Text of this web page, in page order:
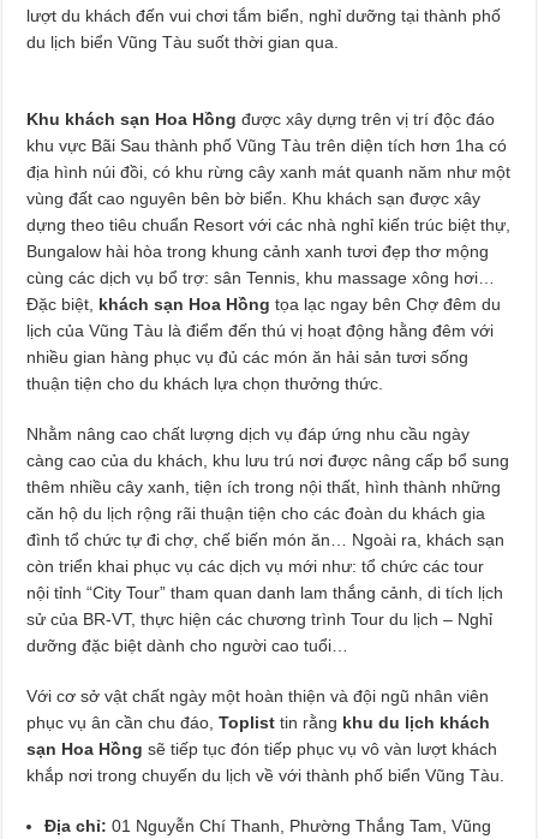
lượt du khách đến vui chơi tắm biển, nghỉ dưỡng tại thành phố
du lịch biển Vũng Tàu suốt thời gian qua.
Khu khách sạn Hoa Hồngđược xây dựng trên vị trí độc đáo
khu vực Bãi Sau thành phố Vũng Tàu trên diện tích hơn 1ha có
địa hình núi đồi, có khu rừng cây xanh mát quanh năm như một
vùng đất cao nguyên bên bờ biển. Khu khách sạn được xây
dựng theo tiêu chuẩn Resort với các nhà nghỉ kiến trúc biệt thự,
Bungalow hài hòa trong khung cảnh xanh tươi đẹp thơ mộng
cùng các dịch vụ bổ trợ: sân Tennis, khu massage xông hơi…
Đặc biệt, khách sạn Hoa Hồngtọa lạc ngay bên Chợ đêm du
lịch của Vũng Tàu là điểm đến thú vị hoạt động hằng đêm với
nhiều gian hàng phục vụ đủ các món ăn hải sản tươi sống
thuận tiện cho du khách lựa chọn thưởng thức.
Nhằm nâng cao chất lượng dịch vụ đáp ứng nhu cầu ngày
càng cao của du khách, khu lưu trú nơi được nâng cấp bổ sung
thêm nhiều cây xanh, tiện ích trong nội thất, hình thành những
căn hộ du lịch rộng rãi thuận tiện cho các đoàn du khách gia
đình tổ chức tự đi chợ, chế biến món ăn… Ngoài ra, khách sạn
còn triển khai phục vụ các dịch vụ mới như: tổ chức các tour
nội tỉnh “City Tour” tham quan danh lam thắng cảnh, di tích lịch
sử của BR-VT, thực hiện các chương trình Tour du lịch – Nghỉ
dưỡng đặc biệt dành cho người cao tuổi…
Với cơ sở vật chất ngày một hoàn thiện và đội ngũ nhân viên
phục vụ ân cần chu đáo,Toplist tin rằng khu du lịch khách
sạn Hoa Hồng sẽ tiếp tục đón tiếp phục vụ vô vàn lượt khách
khắp nơi trong chuyến du lịch về với thành phố biển Vũng Tàu.
Địa chỉ:01 Nguyễn Chí Thanh, Phường Thắng Tam, Vũng